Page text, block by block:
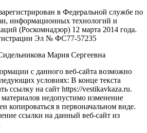
в Федеральной службе по
информационных технологий и
(Роскомнадзор) 12 марта 2014 года.
Эл № ФС77-57235
Мария Сергеевна
с данного веб-сайта возможно
условиях: В конце текста
ссылку на сайт https://vestikavkaza.ru.
недопустимо изменение
копироваться в первоначальном виде.
ссылки на данный веб-сайт из